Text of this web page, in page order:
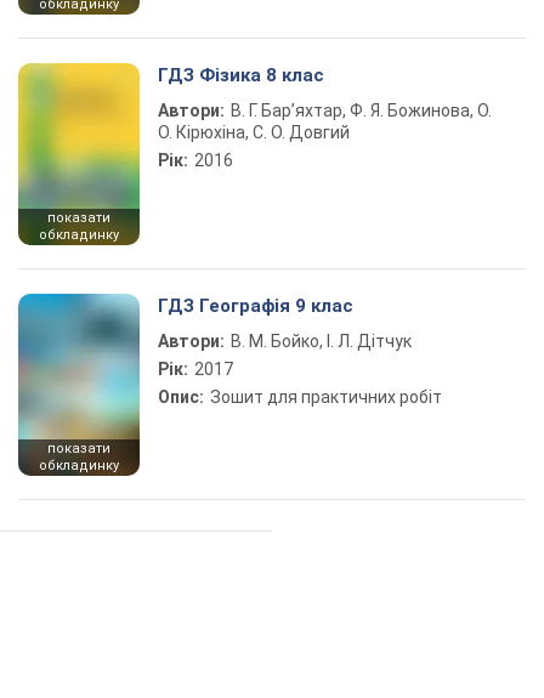
обкладинку
показати
обкладинку
ГДЗ Фізика 8 клас
Автори: В. Г. Бар’яхтар, Ф. Я. Божинова, О.
О. Кірюхіна, С. О. Довгий
Рік: 2016
показати
обкладинку
ГДЗ Географія 9 клас
Автори: В. М. Бойко, І. Л. Дітчук
Рік: 2017
Опис: Зошит для практичних робіт